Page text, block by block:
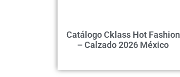
Catálogo Cklass Hot Fashion
– Calzado 2026 México